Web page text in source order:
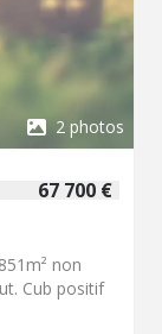
2 photos
67 700 €
non
Cub positif